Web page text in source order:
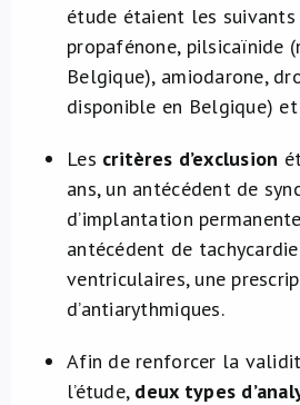
étude étaient les
propafénone, pilsicaïnide
Belgique), amiodarone,
disponible en Belgique)
Les critères d’exclusion
ans, un antécédent de
d’implantation
antécédent de
ventriculaires, une
d’antiarythmiques.
Afin de renforcer la
l’étude, deux types